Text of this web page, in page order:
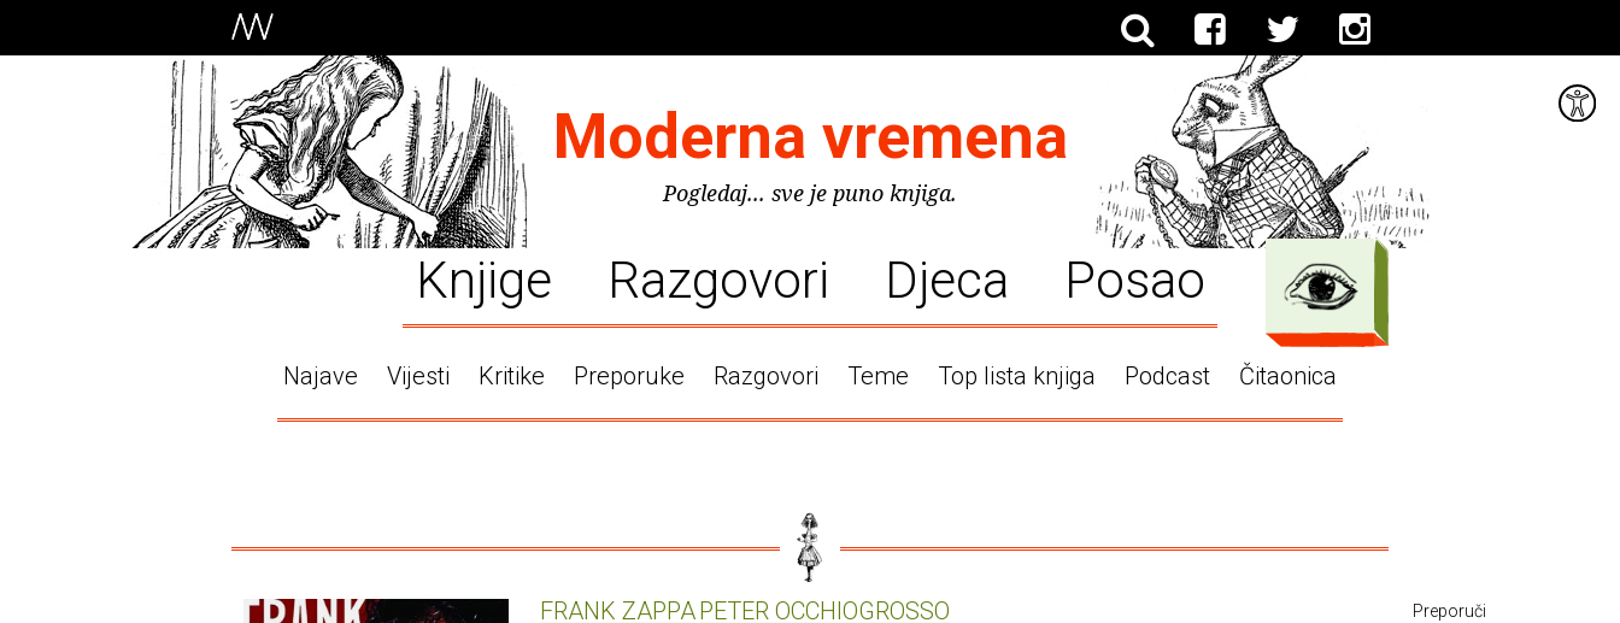
Moderna vremena
Pogledaj... sve je puno knjiga.
Knjige Razgovori Djeca Posao
Najave Vijesti Kritike Preporuke Razgovori Teme Top lista knjiga Podcast Čitaonica
FRANK ZAPPAPETER OCCHIOGROSSO
Preporuči